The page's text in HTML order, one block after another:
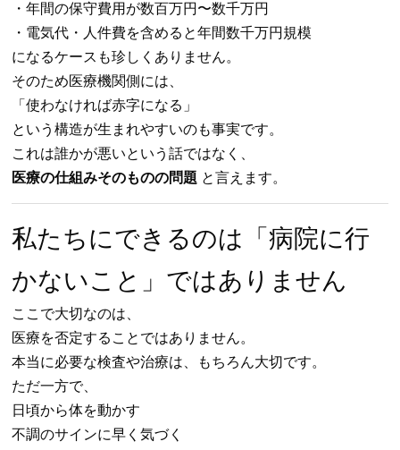
・年間の保守費用が数百万円〜数千万円
・電気代・人件費を含めると年間数千万円規模
になるケースも珍しくありません。
そのため医療機関側には、
「使わなければ赤字になる」
という構造が生まれやすいのも事実です。
これは誰かが悪いという話ではなく、
医療の仕組みそのものの問題 と言えます。
私たちにできるのは「病院に行
かないこと」ではありません
ここで大切なのは、
医療を否定することではありません。
本当に必要な検査や治療は、もちろん大切です。
ただ一方で、
日頃から体を動かす
不調のサインに早く気づく